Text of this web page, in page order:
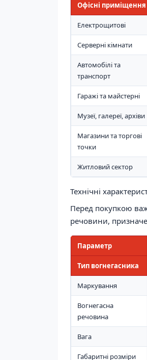
Офісні приміщення
Електрощитові
Серверні кімнати
Автомобілі та
транспорт
Гаражі та майстерні
Музеї, галереї, архіви
Магазини та торгові
точки
Житловий сектор
Технічні
Перед покупкою
речовини,
Параметр
Тип вогнегасника
Маркування
Вогнегасна
речовина
Вага
Габаритні розміри